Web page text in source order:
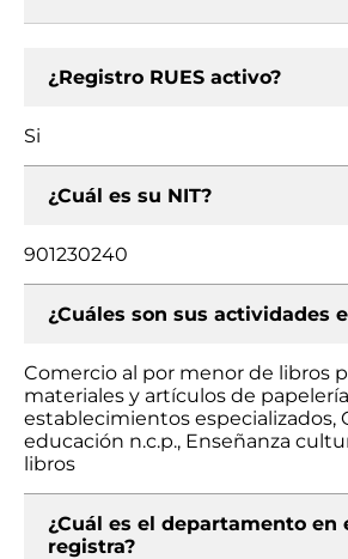
¿Registro RUES activo?
Si
¿Cuál es su NIT?
901230240
¿Cuáles son sus actividades
Comercio al por menor de libros
materiales y artículos de
establecimientos especializados,
educación n.c.p., Enseñanza
libros
¿Cuál es el departamento en
registra?